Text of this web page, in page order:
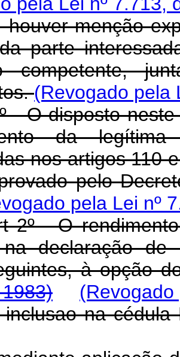
menção
parte
competente,
(Revogado pela
neste
da
nos artigos 110
pelo
pela Lei nº
2º - O
na declaração
à opção
na cédula